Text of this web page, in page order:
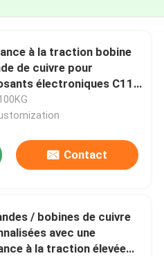
à la traction bobine
de cuivre pour
électroniques C110
T2 T3 C10200 C11000
Contact
/ bobines de cuivre
avec une
à la traction élevée